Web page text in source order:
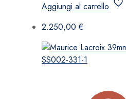
Aggiungi al carrello
2.250,00€